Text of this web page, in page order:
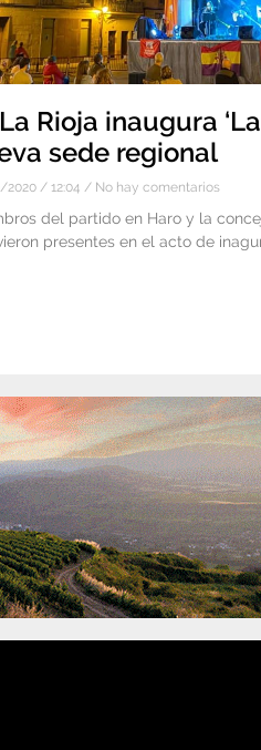
Rioja inaugura
sede regional
2020 12:04 No hay comentarios
del partido en Haro y la
presentes en el acto de